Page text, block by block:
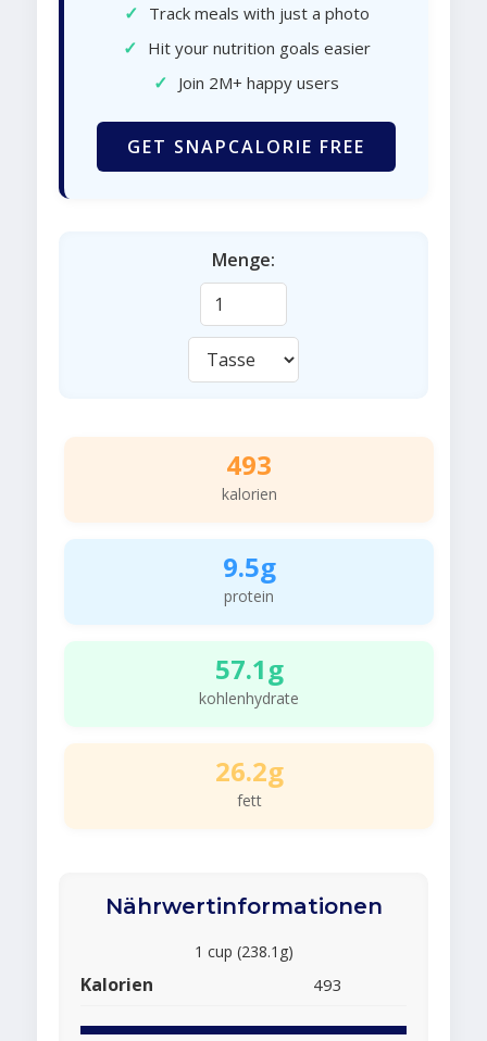
✓ Track meals with just a photo
✓ Hit your nutrition goals easier
✓ Join 2M+ happy users
GET SNAPCALORIE FREE
Menge:
493
kalorien
9.5g
protein
57.1g
kohlenhydrate
26.2g
fett
Nährwertinformationen
1 cup (238.1g)
Kalorien 493